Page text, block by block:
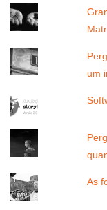
um
As